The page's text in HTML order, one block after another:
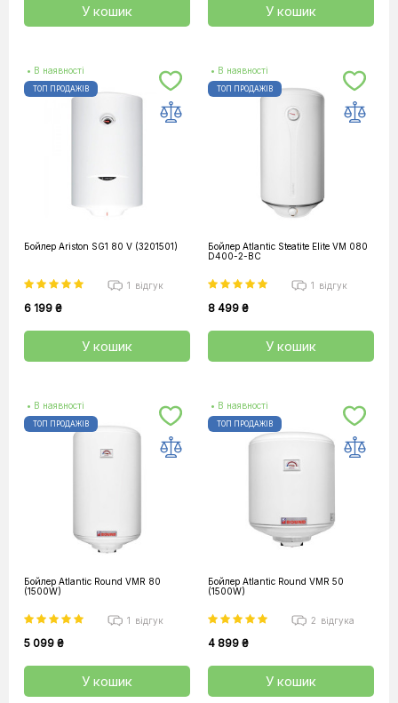
У кошик У кошик
• В наявності
ТОП ПРОДАЖІВ
Бойлер Ariston SG1 80 V (3201501)
1 відгук
6 199 ₴
У кошик
• В наявності
ТОП ПРОДАЖІВ
Бойлер Atlantic Steatite Elite VM 080
D400-2-BC
1 відгук
8 499 ₴
У кошик
• В наявності
ТОП ПРОДАЖІВ
Бойлер Atlantic Round VMR 80
(1500W)
1 відгук
5 099 ₴
У кошик
• В наявності
ТОП ПРОДАЖІВ
Бойлер Atlantic Round VMR 50
(1500W)
2 відгука
4 899 ₴
У кошик